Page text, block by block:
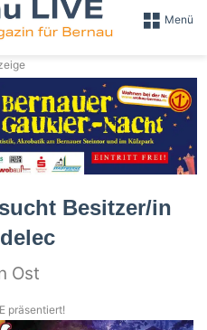
Menü
Besitzer/in
Ost
präsentiert!